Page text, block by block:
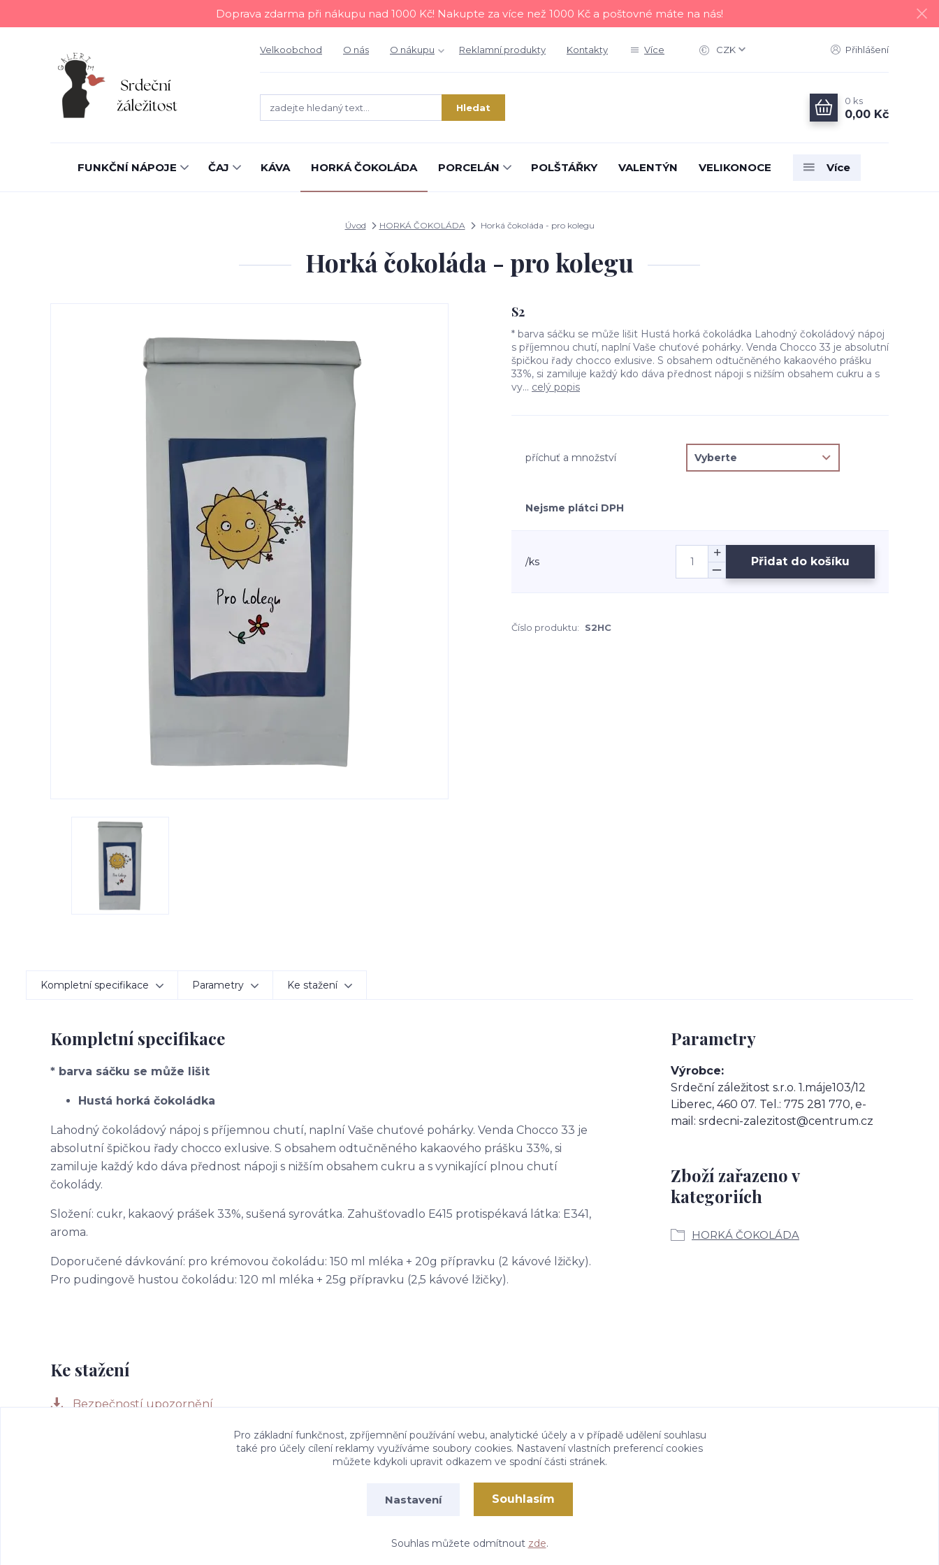
Doprava zdarma při nákupu nad 1000 Kč! Nakupte za více než 1000 Kč a poštovné máte na nás!
Velkoobchod O nás O nákupu Reklamní produkty Kontakty Více CZK Přihlášení
Hledat
0 ks
0,00 Kč
FUNKČNÍ NÁPOJE ČAJ KÁVA HORKÁ ČOKOLÁDA PORCELÁN POLŠTÁŘKY VALENTÝN VELIKONOCE Více
Úvod HORKÁ ČOKOLÁDA Horká čokoláda - pro kolegu
Horká čokoláda - pro kolegu
S2
* barva sáčku se může lišit Hustá horká čokoládka Lahodný čokoládový nápoj
s příjemnou chutí, naplní Vaše chuťové pohárky. Venda Chocco 33 je absolutní
špičkou řady chocco exlusive. S obsahem odtučněného kakaového prášku
33%, si zamiluje každý kdo dáva přednost nápoji s nižším obsahem cukru a s
vy... celý popis
příchuť a množství
Nejsme plátci DPH
/ks Přidat do košíku
Číslo produktu: S2HC
Kompletní specifikace Parametry Ke stažení
Kompletní specifikace
* barva sáčku se může lišit
Hustá horká čokoládka
Lahodný čokoládový nápoj s příjemnou chutí, naplní Vaše chuťové pohárky. Venda Chocco 33 je
absolutní špičkou řady chocco exlusive. S obsahem odtučněného kakaového prášku 33%, si
zamiluje každý kdo dáva přednost nápoji s nižším obsahem cukru a s vynikající plnou chutí
čokolády.
Složení: cukr, kakaový prášek 33%, sušená syrovátka. Zahušťovadlo E415 protispékavá látka: E341,
aroma.
Doporučené dávkování: pro krémovou čokoládu: 150 ml mléka + 20g přípravku (2 kávové lžičky).
Pro pudingově hustou čokoládu: 120 ml mléka + 25g přípravku (2,5 kávové lžičky).
Parametry
Výrobce
Srdeční záležitost s.r.o. 1.máje103/12
Liberec, 460 07. Tel.: 775 281 770, e-
mail: srdecni-zalezitost@centrum.cz
Zboží zařazeno v
kategoriích
HORKÁ ČOKOLÁDA
Ke stažení
Bezpečností upozornění
Pro základní funkčnost, zpříjemnění používání webu, analytické účely a v případě udělení souhlasu
také pro účely cílení reklamy využíváme soubory cookies. Nastavení vlastních preferencí cookies
můžete kdykoli upravit odkazem ve spodní části stránek.
Nastavení Souhlasím
Souhlas můžete odmítnout zde.